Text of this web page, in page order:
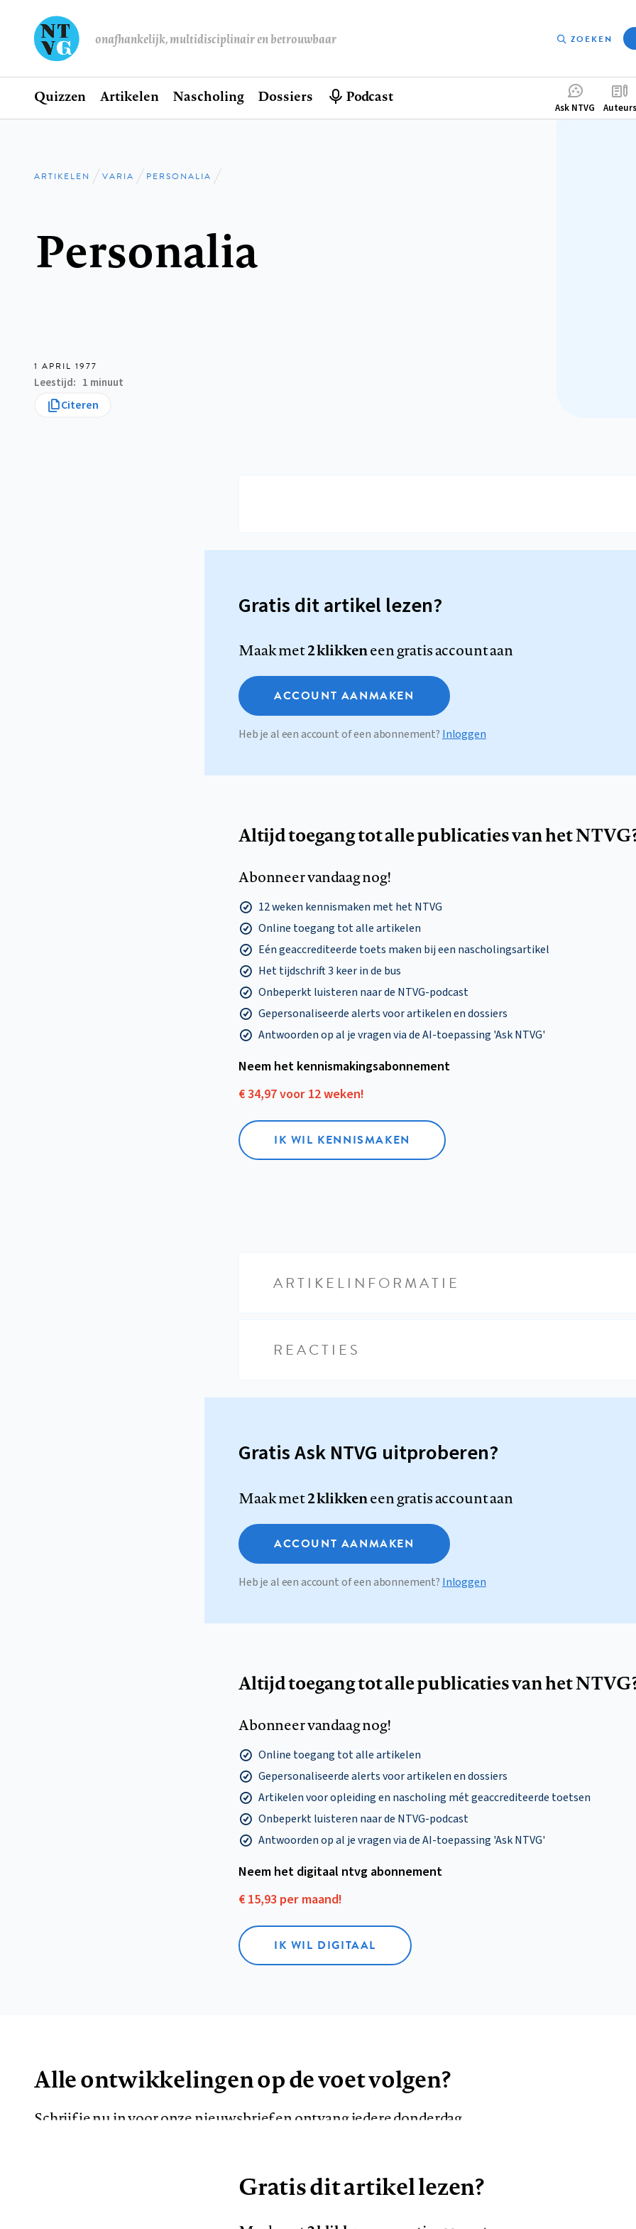
onafhankelijk, multidisciplinair en betrouwbaar ZOEKEN
Hoofdnavigatie
Home
Quizzen Artikelen Nascholing Dossiers Podcast
Ask NTVG Auteurs
Kruimelpad
ARTIKELEN VARIA PERSONALIA
Personalia
1 APRIL 1977
Leestijd 1 minuut
Citeren
Gratis dit artikel lezen?
Maak met2 klikkeneen gratis account aan
ACCOUNT AANMAKEN
Heb je al een account of een abonnement? Inloggen
Altijd toegang tot alle publicaties van het
Abonneer vandaag nog!
12 weken kennismaken met het NTVG
Online toegang tot alle artikelen
Eén geaccrediteerde toets maken bij een nascholingsartikel
Het tijdschrift 3 keer in de bus
Onbeperkt luisteren naar de NTVG-podcast
Gepersonaliseerde alerts voor artikelen en dossiers
Antwoorden op al je vragen via de AI-toepassing 'Ask NTVG'
Neem het kennismakings­abonnement
€ 34,97 voor 12 weken!
IK WIL KENNISMAKEN
ARTIKELINFORMATIE
REACTIES
Gratis Ask NTVG uitproberen?
Maak met2 klikkeneen gratis account aan
ACCOUNT AANMAKEN
Heb je al een account of een abonnement? Inloggen
Altijd toegang tot alle publicaties van het
Abonneer vandaag nog!
Online toegang tot alle artikelen
Gepersonaliseerde alerts voor artikelen en dossiers
Artikelen voor opleiding en nascholing mét geaccrediteerde toetsen
Onbeperkt luisteren naar de NTVG-podcast
Antwoorden op al je vragen via de AI-toepassing 'Ask NTVG'
Neem het digitaal ntvg abonnement
€ 15,93 per maand!
IK WIL DIGITAAL
Alle ontwikkelingen op de voet volgen?
Schrijf je nu in voor onze nieuwsbrief en ontvang iedere donderdag
AANMELDEN
Gratis dit artikel lezen?